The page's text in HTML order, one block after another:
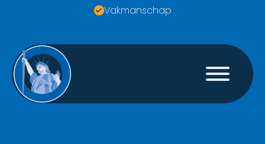
Vakmanschap